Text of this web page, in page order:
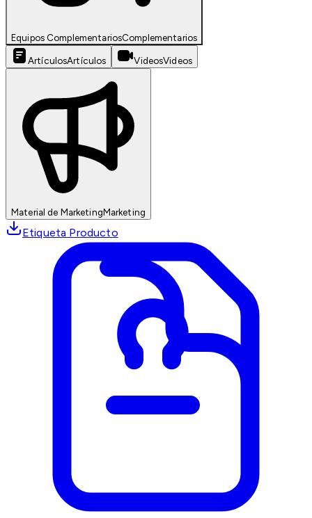
Equipos ComplementariosComplementarios
ArtículosArtículos VideosVideos
Material de MarketingMarketing
Etiqueta Producto